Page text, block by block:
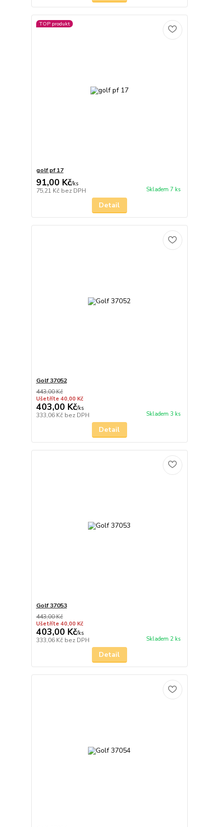
TOP produkt
golf pf 17
91,00 Kč/ks
75,21 Kč bez DPH Skladem 7 ks
Detail
Golf 37052
443,00 Kč
Ušetříte 40,00 Kč
403,00 Kč/ks
333,06 Kč bez DPH Skladem 3 ks
Detail
Golf 37053
443,00 Kč
Ušetříte 40,00 Kč
403,00 Kč/ks
333,06 Kč bez DPH Skladem 2 ks
Detail